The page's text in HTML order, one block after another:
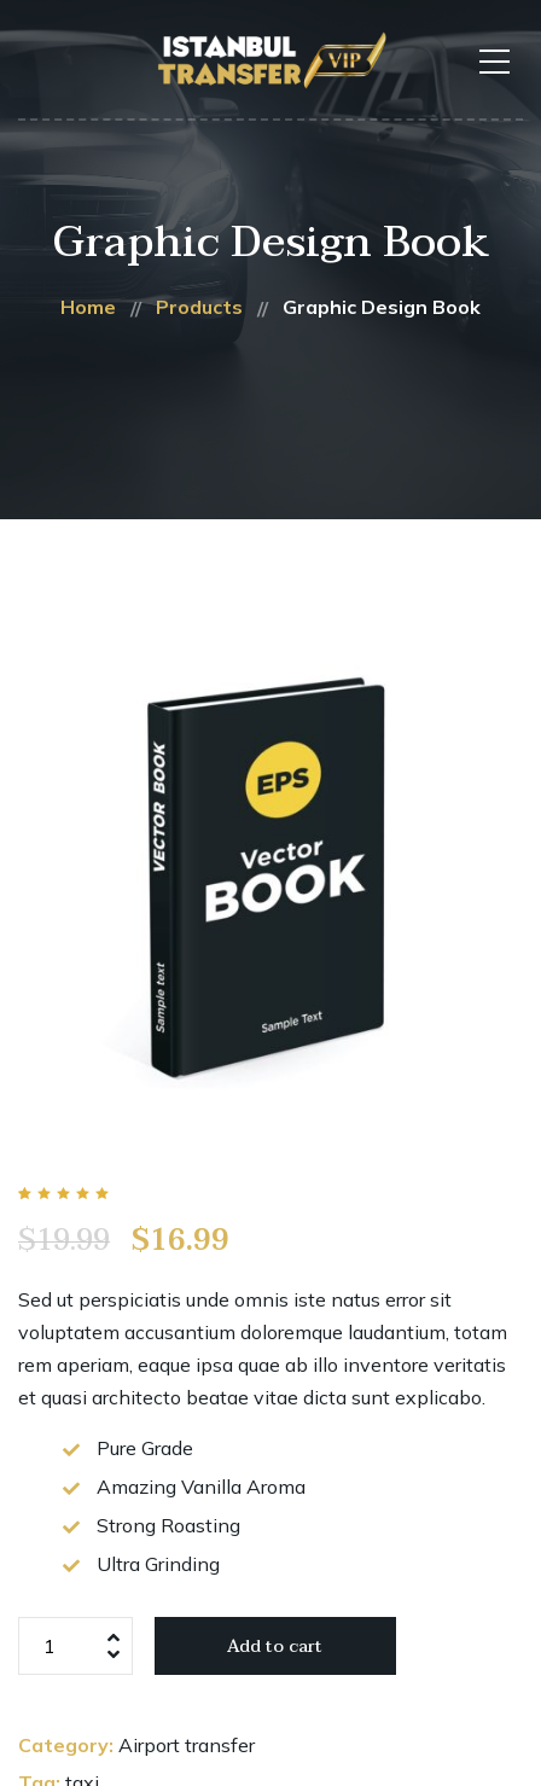
Graphic Design Book
Home Products Graphic Design Book
out of 5
based on
$19.99 $16.99
Sed ut perspiciatis unde omnis iste natus error sit
voluptatem accusantium doloremque laudantium, totam
rem aperiam, eaque ipsa quae ab illo inventore veritatis
et quasi architecto beatae vitae dicta sunt explicabo.
Pure Grade
Amazing Vanilla Aroma
Strong Roasting
Ultra Grinding
Add to cart
Category: Airport transfer